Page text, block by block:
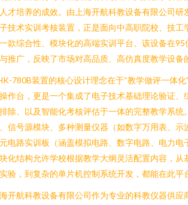
才培养的成效。由上海开航科教设备有限公司
技术实训考核装置，正是面向中高职院校、技工
款综合性、模块化的高端实训平台。该设备在
推广，反映了市场对高品质、高仿真度教学设备
780B装置的核心设计理念在于“教学做评一体
作台，更是一个集成了电子技术基础理论验证、
除、以及智能化考核评估于一体的完整教学系统
信号源模块、多种测量仪器（如数字万用表、示
电路实训板（涵盖模拟电路、数字电路、电力电
化结构允许学校根据教学大纲灵活配置内容，从
验，到复杂的单片机控制系统开发，都能在此平
开航科教设备有限公司作为专业的科教仪器供